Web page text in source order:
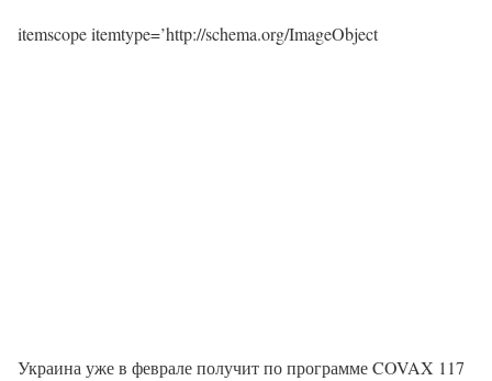
itemscope itemtype=’http://schema.org/ImageObject
Украина уже в феврале получит по программе COVAX 117